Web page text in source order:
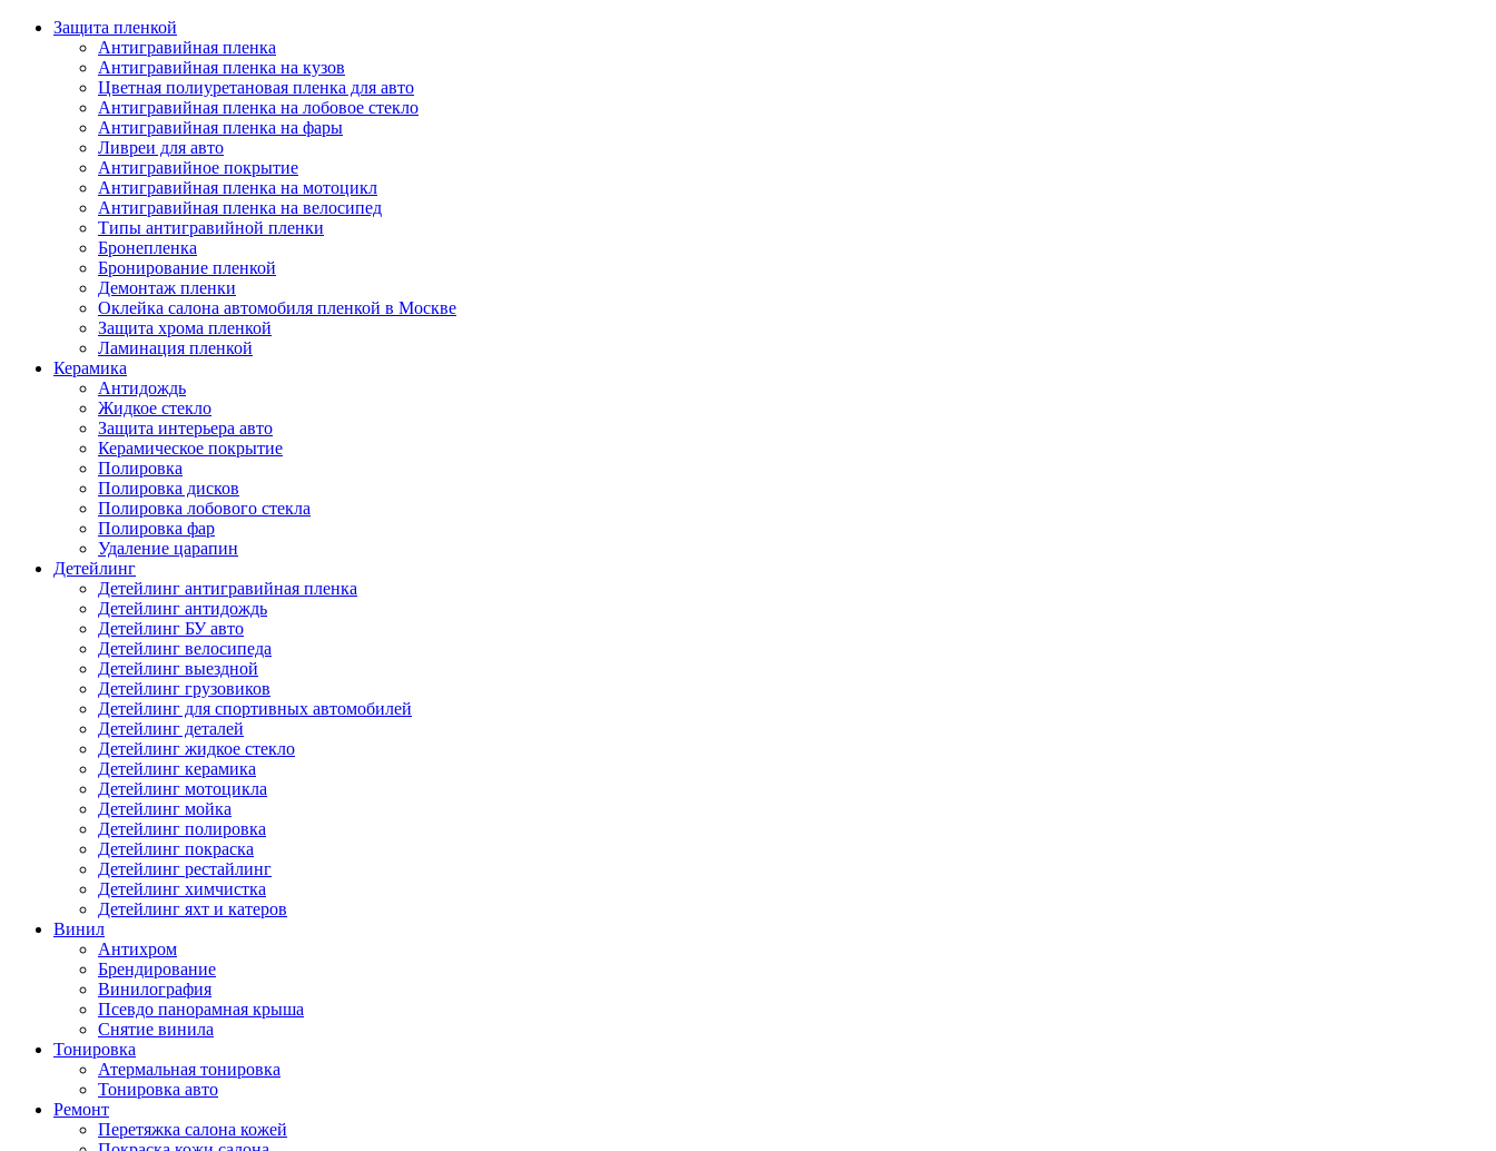
Защита пленкой
Антигравийная пленка
Антигравийная пленка на кузов
Цветная полиуретановая пленка для авто
Антигравийная пленка на лобовое стекло
Антигравийная пленка на фары
Ливреи для авто
Антигравийное покрытие
Антигравийная пленка на мотоцикл
Антигравийная пленка на велосипед
Типы антигравийной пленки
Бронепленка
Бронирование пленкой
Демонтаж пленки
Оклейка салона автомобиля пленкой в Москве
Защита хрома пленкой
Ламинация пленкой
Керамика
Антидождь
Жидкое стекло
Защита интерьера авто
Керамическое покрытие
Полировка
Полировка дисков
Полировка лобового стекла
Полировка фар
Удаление царапин
Детейлинг
Детейлинг антигравийная пленка
Детейлинг антидождь
Детейлинг БУ авто
Детейлинг велосипеда
Детейлинг выездной
Детейлинг грузовиков
Детейлинг для спортивных автомобилей
Детейлинг деталей
Детейлинг жидкое стекло
Детейлинг керамика
Детейлинг мотоцикла
Детейлинг мойка
Детейлинг полировка
Детейлинг покраска
Детейлинг рестайлинг
Детейлинг химчистка
Детейлинг яхт и катеров
Винил
Антихром
Брендирование
Винилография
Псевдо панорамная крыша
Снятие винила
Тонировка
Атермальная тонировка
Тонировка авто
Ремонт
Перетяжка салона кожей